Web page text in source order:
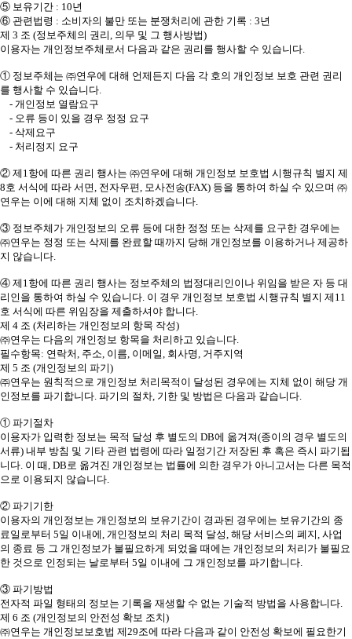
⑤ 보유기간 : 10년
⑥ 관련법령 : 소비자의 불만 또는 분쟁처리에 관한 기록 : 3년
제 3 조 (정보주체의 권리, 의무 및 그 행사방법)
이용자는 개인정보주체로서 다음과 같은 권리를 행사할 수 있습니다.
① 정보주체는 ㈜연우에 대해 언제든지 다음 각 호의 개인정보 보호 관련 권리
를 행사할 수 있습니다.
- 개인정보 열람요구
- 오류 등이 있을 경우 정정 요구
- 삭제요구
- 처리정지 요구
② 제1항에 따른 권리 행사는 ㈜연우에 대해 개인정보 보호법 시행규칙 별지 제
8호 서식에 따라 서면, 전자우편, 모사전송(FAX) 등을 통하여 하실 수 있으며 ㈜
연우는 이에 대해 지체 없이 조치하겠습니다.
③ 정보주체가 개인정보의 오류 등에 대한 정정 또는 삭제를 요구한 경우에는
㈜연우는 정정 또는 삭제를 완료할 때까지 당해 개인정보를 이용하거나 제공하
지 않습니다.
④ 제1항에 따른 권리 행사는 정보주체의 법정대리인이나 위임을 받은 자 등 대
리인을 통하여 하실 수 있습니다. 이 경우 개인정보 보호법 시행규칙 별지 제11
호 서식에 따른 위임장을 제출하셔야 합니다.
제 4 조 (처리하는 개인정보의 항목 작성)
㈜연우는 다음의 개인정보 항목을 처리하고 있습니다.
필수항목: 연락처, 주소, 이름, 이메일, 회사명, 거주지역
제 5 조 (개인정보의 파기)
㈜연우는 원칙적으로 개인정보 처리목적이 달성된 경우에는 지체 없이 해당 개
인정보를 파기합니다. 파기의 절차, 기한 및 방법은 다음과 같습니다.
① 파기절차
이용자가 입력한 정보는 목적 달성 후 별도의 DB에 옮겨져(종이의 경우 별도의
서류) 내부 방침 및 기타 관련 법령에 따라 일정기간 저장된 후 혹은 즉시 파기됩
니다. 이 때, DB로 옮겨진 개인정보는 법률에 의한 경우가 아니고서는 다른 목적
으로 이용되지 않습니다.
② 파기기한
이용자의 개인정보는 개인정보의 보유기간이 경과된 경우에는 보유기간의 종
료일로부터 5일 이내에, 개인정보의 처리 목적 달성, 해당 서비스의 폐지, 사업
의 종료 등 그 개인정보가 불필요하게 되었을 때에는 개인정보의 처리가 불필요
한 것으로 인정되는 날로부터 5일 이내에 그 개인정보를 파기합니다.
③ 파기방법
전자적 파일 형태의 정보는 기록을 재생할 수 없는 기술적 방법을 사용합니다.
제 6 조 (개인정보의 안전성 확보 조치)
㈜연우는 개인정보보호법 제29조에 따라 다음과 같이 안전성 확보에 필요한기